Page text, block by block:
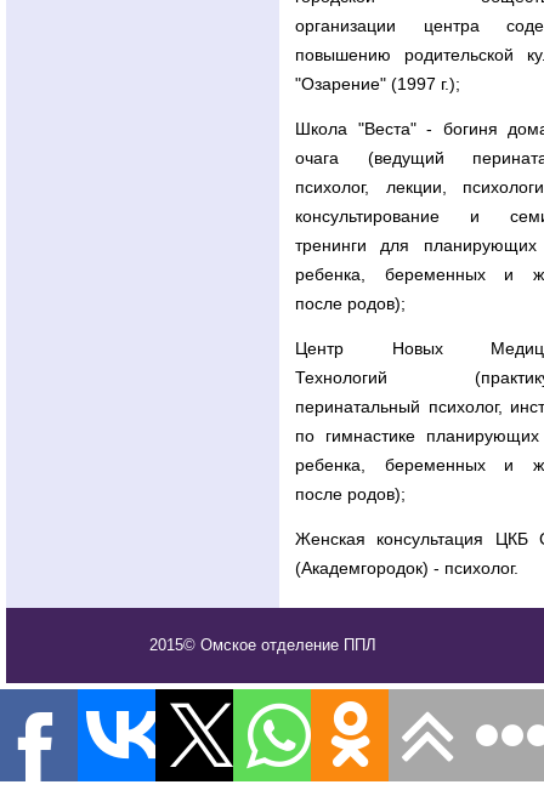
организации центра
повышению родительской
"Озарение" (1997 г.);
Школа "Веста" - богиня
очага (ведущий
психолог, лекции,
консультирование и
тренинги для планирующих
ребенка, беременных и
после родов);
Центр Новых
Технологий
перинатальный психолог,
по гимнастике
ребенка, беременных и
после родов);
Женская консультация ЦКБ
(Академгородок) - психолог.
2015© Омское отделение ППЛ